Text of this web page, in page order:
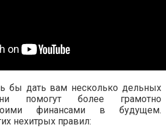
бы дать вам несколько дельных
помогут более грамотно
финансами в будущем.
нехитрых правил: